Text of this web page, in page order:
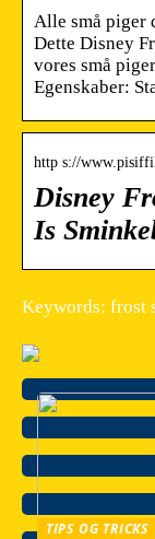
Alle små piger
Dette Disney
vores små
Egenskaber:
http s://
Disney
Is
Keywords: frost
TIPS OG TRICKS